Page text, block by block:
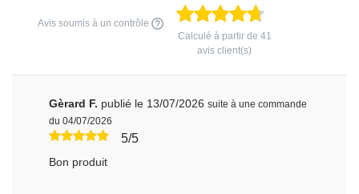
Avis soumis à un contrôle
Calculé à partir de 41
avis client(s)
Gèrard F. publié le 13/07/2026 suite à une commande
du 04/07/2026
5/5
Bon produit